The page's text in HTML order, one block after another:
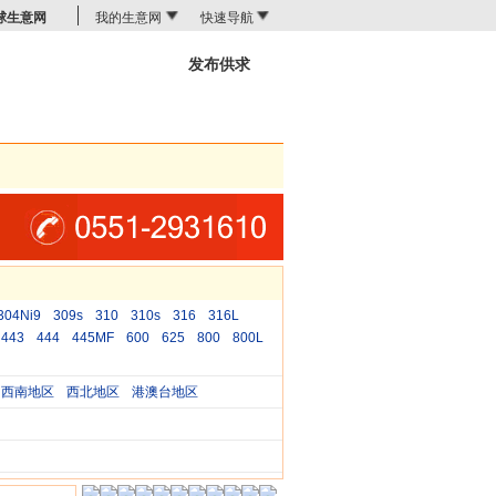
生意网 我的生意网 快速导航
发布供求
309s 310 310s 316
316L
443
444 445MF 600 625 800 800L
西南地区 西北地区 港澳台地区